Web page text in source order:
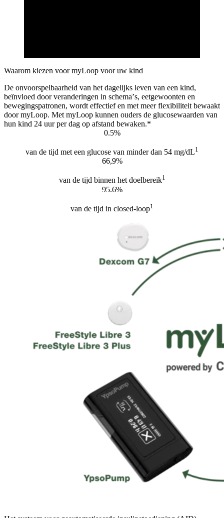
Waarom kiezen voor myLoop voor uw kind
De onvoorspelbaarheid van het dagelijks leven van een kind,
beïnvloed door veranderingen in schemaֹ’s, eetgewoonten en
bewegingspatronen, wordt effectief en met meer flexibiliteit bewaakt
door myLoop. Met myLoop kunnen ouders de glucosewaarden van
hun kind 24 uur per dag op afstand bewaken.*
0.5%
van de tijd met een glucose van minder dan 54 mg/dL1
66,9%
van de tijd binnen het doelbereik1
95.6%
van de tijd in closed-loop1